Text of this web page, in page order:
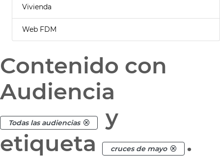
Vivienda
Web FDM
Contenido con
Audiencia
Todas las audiencias
y
etiqueta
cruces de mayo .